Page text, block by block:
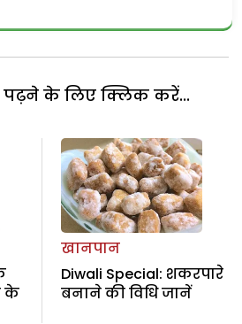
पढ़ने के लिए क्लिक करें...
के
खानपान
Diwali Special: शकरपारे
बनाने की विधि जानें